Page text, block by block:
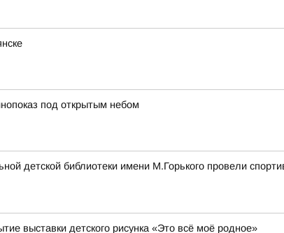
под открытым небом
детской библиотеки имени М.Горького провели
выставки детского рисунка «Это всё моё родное»